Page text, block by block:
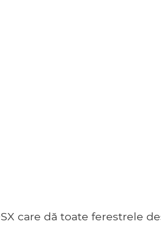
care dă toate ferestrele